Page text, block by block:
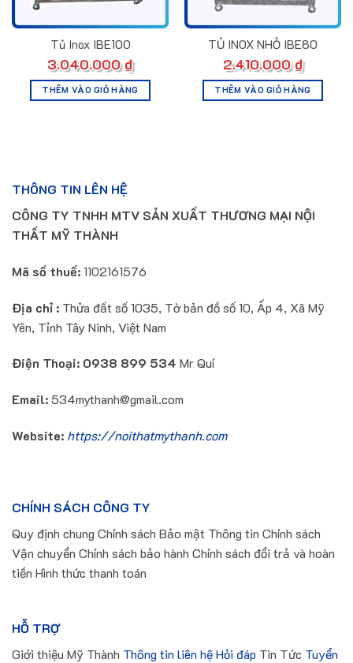
Tủ Inox IBE100
3.040.000₫
THÊM VÀO GIỎ HÀNG
TỦ INOX NHỎ IBE80
2.410.000₫
THÊM VÀO GIỎ HÀNG
THÔNG TIN LÊN HỆ
CÔNG TY TNHH MTV SẢN XUẤT THƯƠNG MẠI NỘI
THẤT MỸ THÀNH
Mã số thuế:1102161576
Địa chỉ : Thửa đất số 1035, Tờ bản đồ số 10, Ấp 4, Xã Mỹ
Yên, Tỉnh Tây Ninh, Việt Nam
Điện Thoại: 0938 899 534 Mr Quí
Email:534mythanh@gmail.com
Website: https://noithatmythanh.com
CHÍNH SÁCH CÔNG TY
Quy định chung Chính sách Bảo mật Thông tin Chính sách
Vận chuyển Chính sách bảo hành Chính sách đổi trả và hoàn
tiền Hình thức thanh toán
HỖ TRỢ
Giới thiệu Mỹ Thành Thông tin liên hệHỏi đáp Tin Tức Tuyển